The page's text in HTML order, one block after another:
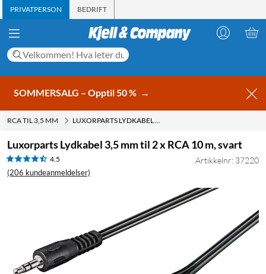
PRIVATPERSON BEDRIFT
SOMMERSALG – Opptil 50 % →
RCA TIL 3,5 MM LUXORPARTS LYDKABEL 3,5 MM TIL 2 X RCA 10 M, SVART
Luxorparts Lydkabel 3,5 mm til 2 x RCA 10 m, svart
4.5
(206 kundeanmeldelser)
Artikkelnr: 37220